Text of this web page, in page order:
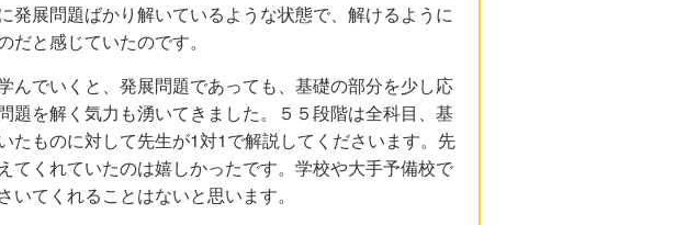
発展問題ばかり解いているような状態で、解けるように
と感じていたのです。
んでいくと、発展問題であっても、基礎の部分を少し応
題を解く気力も湧いてきました。５５段階は全科目、基
たものに対して先生が1対1で解説してくださいます。先
てくれていたのは嬉しかったです。学校や大手予備校で
てくれることはないと思います。